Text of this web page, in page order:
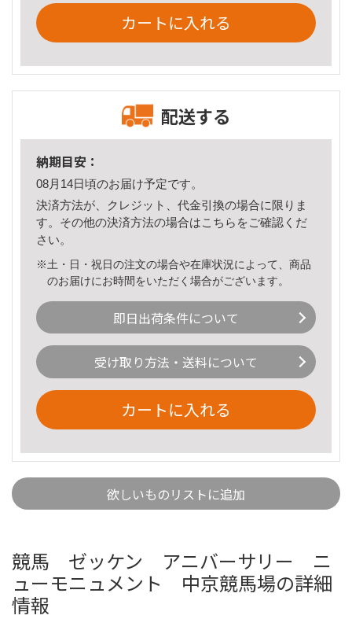
カートに入れる
配送する
納期目安：
08月14日頃のお届け予定です。
決済方法が、クレジット、代金引換の場合に限りま
す。その他の決済方法の場合はこちら をご確認くだ
さい。
※土・日・祝日の注文の場合や在庫状況によって、商品
のお届けにお時間をいただく場合がございます。
即日出荷条件について
受け取り方法・送料について
カートに入れる
欲しいものリストに追加
競馬 ゼッケン アニバーサリー ニ
ューモニュメント 中京競馬場の詳細
情報